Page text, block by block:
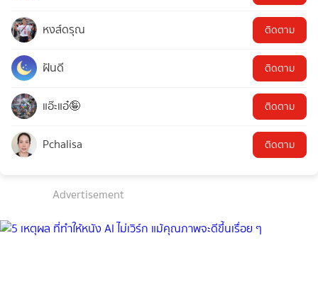
หงส์ดรุณ ติดตาม
ฝันดี ติดตาม
แอ๊ะแอ๋🤪 ติดตาม
Pchalisa ติดตาม
Advertisement